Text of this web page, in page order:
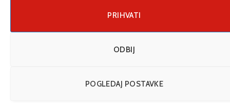
PRIHVATI
ODBIJ
POGLEDAJ POSTAVKE